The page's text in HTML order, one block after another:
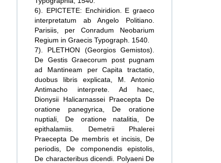
6). EPICTETE: Enchiridion. E graeco
interpretatum ab Angelo Politiano.
Parisiis, per Conradum Neobarium
Regium in Graecis Typograph. 1540.
7). PLETHON (Georgios Gemistos).
De Gestis Graecorum post pugnam
ad Mantineam per Capita tractatio,
duobus libris explicata, M. Antonio
Antimacho interprete. Ad haec,
Dionysii Halicarnassei Praecepta De
oratione panegyrica, De oratione
nuptiali, De oratione natalitia, De
epithalamiis. Demetrii Phalerei
Praecepta De membris et incisis, De
periodis, De componendis epistolis,
De characteribus dicendi. Polyaeni De